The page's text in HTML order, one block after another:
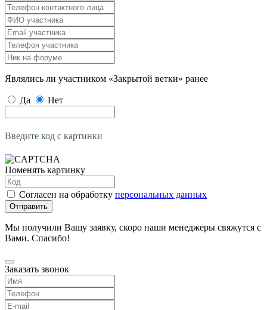
Являлись ли участником «Закрытой ветки» ранее
Да Нет
Введите код с картинки
Поменять картинку
Согласен на обработку персональных данных
Отправить
Мы получили Вашу заявку, скоро наши менеджеры свяжутся с
Вами. Спасибо!
Заказать звонок